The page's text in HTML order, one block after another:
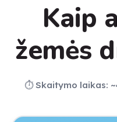
Kaip
žemės
⏱️ Skaitymo laikas: